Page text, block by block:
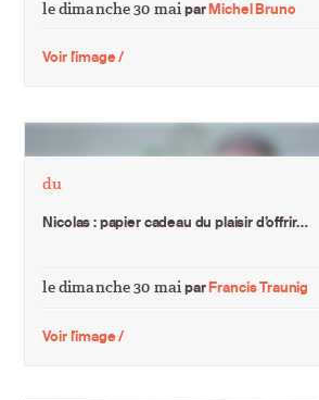
le dimanche 30 maiparMichel Bruno
Voir l'image /
du
Nicolas : papier cadeau du plaisir d’offrir…
le dimanche 30 maiparFrancis Traunig
Voir l'image /